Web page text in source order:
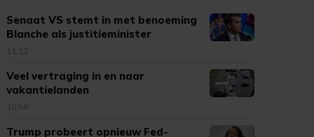
Senaat VS stemt in met benoeming
Blanche als justitieminister
11:12
Veel vertraging in en naar
vakantielanden
10:58
Trump probeert opnieuw Fed-